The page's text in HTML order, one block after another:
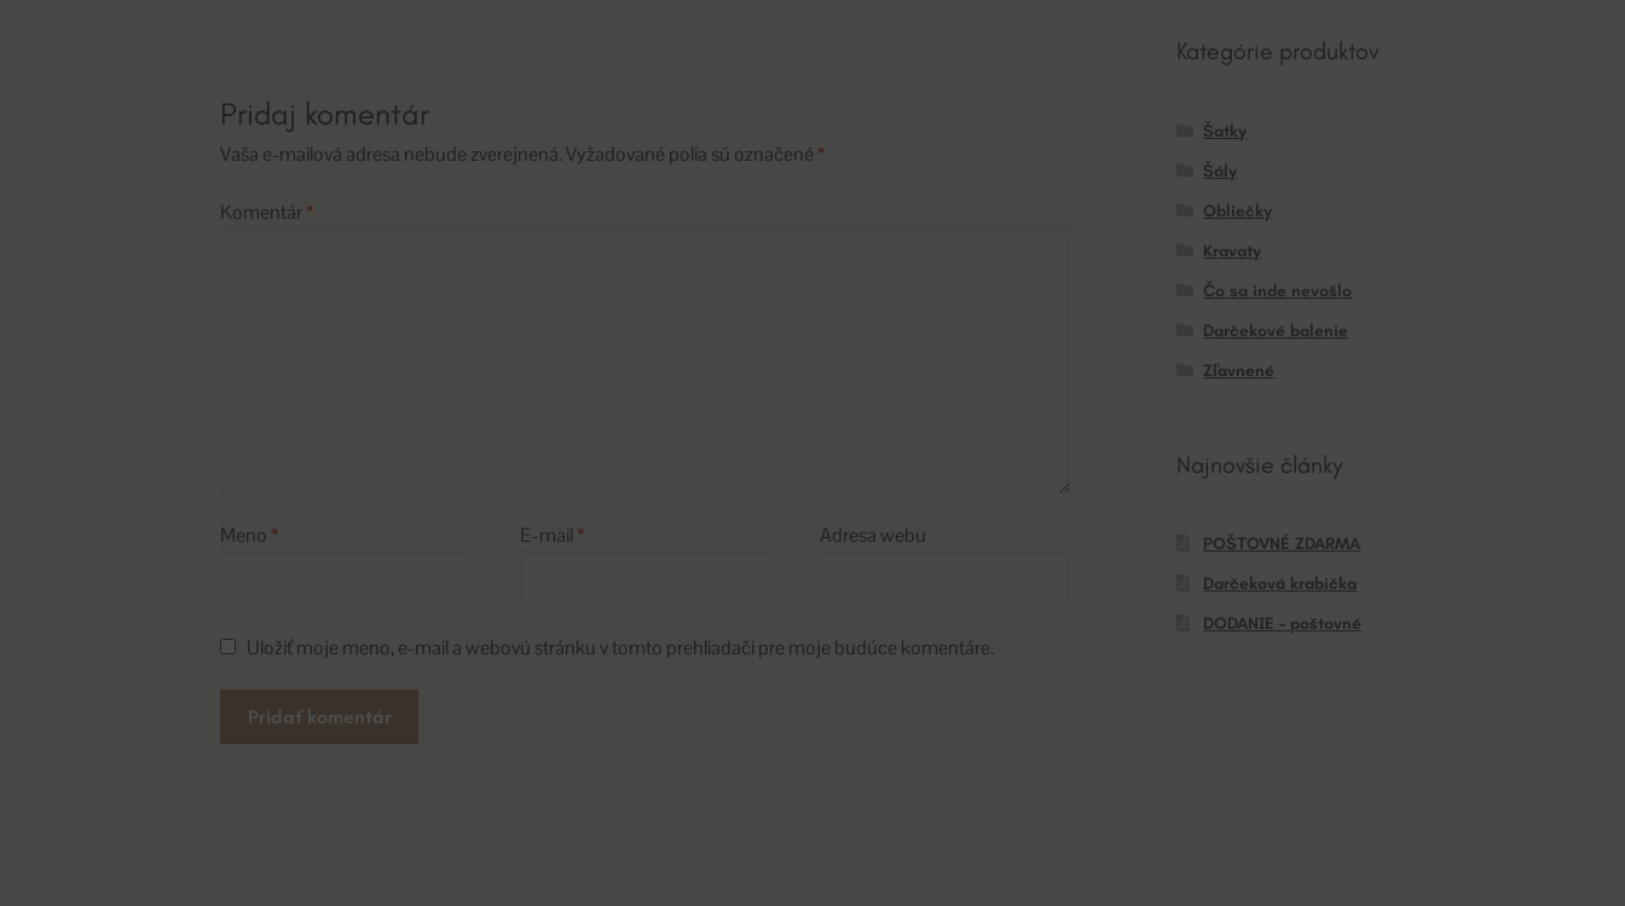
Pridaj komentár
Vaša e-mailová adresa nebude zverejnená.Vyžadované polia sú označené *
Komentár*
Meno * E-mail * Adresa webu
Uložiť moje meno, e-mail a webovú stránku v tomto prehliadači pre moje budúce komentáre.
Kategórie produktov
Šatky
Šály
Obliečky
Kravaty
Čo sa inde nevošlo
Darčekové balenie
Zľavnené
Najnovšie články
POŠTOVNÉ ZDARMA
Darčeková krabička
DODANIE – poštovné